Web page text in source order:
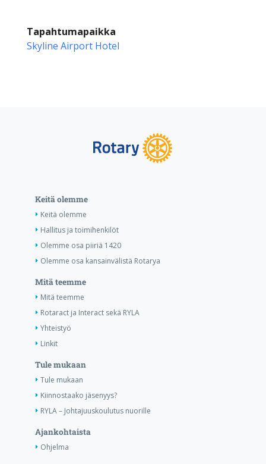
Tapahtumapaikka
Skyline Airport Hotel
Keitä olemme
Keitä olemme
Hallitus ja toimihenkilöt
Olemme osa piiriä 1420
Olemme osa kansainvälistä Rotarya
Mitä teemme
Mitä teemme
Rotaract ja Interact sekä RYLA
Yhteistyö
Linkit
Tule mukaan
Tule mukaan
Kiinnostaako jäsenyys?
RYLA – Johtajuuskoulutus nuorille
Ajankohtaista
Ohjelma